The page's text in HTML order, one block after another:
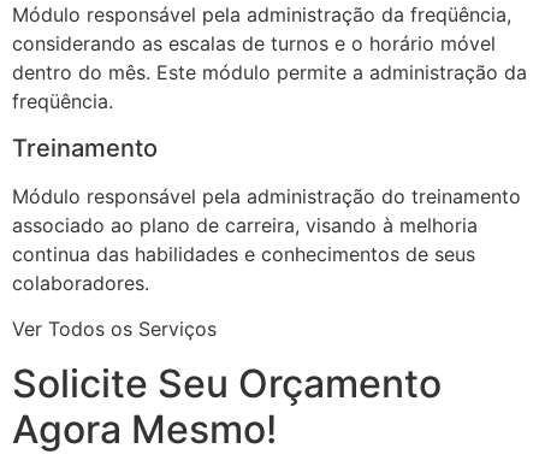
Módulo responsável pela administração da freqüência,
considerando as escalas de turnos e o horário móvel
dentro do mês. Este módulo permite a administração da
freqüência.
Treinamento
Módulo responsável pela administração do treinamento
associado ao plano de carreira, visando à melhoria
continua das habilidades e conhecimentos de seus
colaboradores.
Ver Todos os Serviços
Solicite Seu Orçamento
Agora Mesmo!